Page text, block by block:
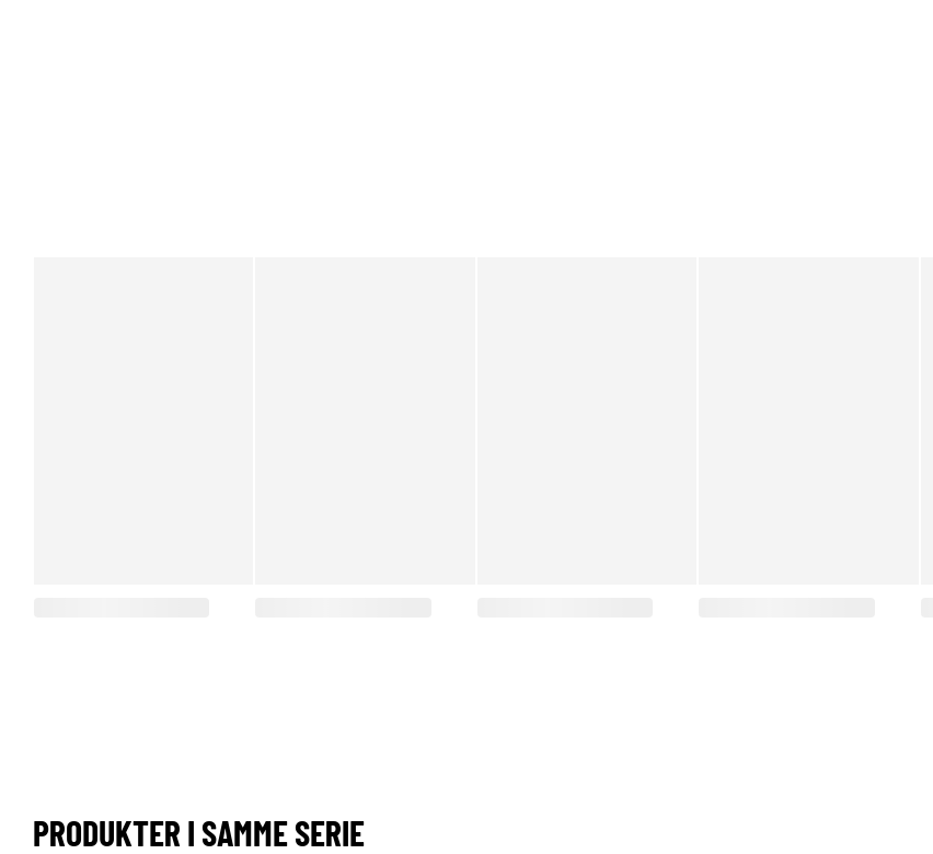
PRODUKTER I SAMME SERIE